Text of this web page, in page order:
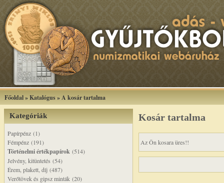
Főoldal»Katalógus»A kosár tartalma
Kategóriák
Papírpénz (1)
Fémpénz (191)
Történelmi értékpapírok (514)
Jelvény, kitüntetés (54)
Érem, plakett, díj (487)
Verőtövek és gipsz minták (20)
Kosár tartalma
Az Ön kosara üres!!